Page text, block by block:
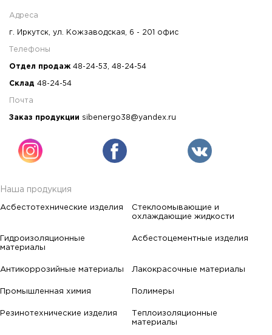
Адреса
г. Иркутск, ул. Кожзаводская, 6 - 201 офис
Телефоны
Отдел продаж 48-24-53 48-24-54
Склад 48-24-54
Почта
Заказ продукции sibenergo38@yandex.ru
Наша продукция
Асбестотехнические изделия
Стеклоомывающие и
охлаждающие жидкости
Гидроизоляционные
материалы
Асбестоцементные изделия
Антикоррозийные материалы Лакокрасочные материалы
Промышленная химия Полимеры
Резинотехнические изделия
Теплоизоляционные
материалы